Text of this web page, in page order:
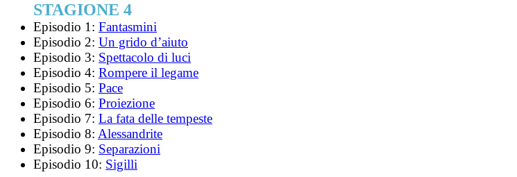
STAGIONE 4
Episodio 1: Fantasmini
Episodio 2: Un grido d’aiuto
Episodio 3: Spettacolo di luci
Episodio 4: Rompere il legame
Episodio 5: Pace
Episodio 6: Proiezione
Episodio 7: La fata delle tempeste
Episodio 8: Alessandrite
Episodio 9: Separazioni
Episodio 10: Sigilli